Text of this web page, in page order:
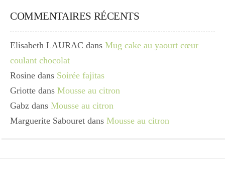
COMMENTAIRES RÉCENTS
Elisabeth LAURAC dans Mug cake au yaourt cœur
coulant chocolat
Rosine dans Soirée fajitas
Griotte dans Mousse au citron
Gabz dans Mousse au citron
Marguerite Sabouret dans Mousse au citron